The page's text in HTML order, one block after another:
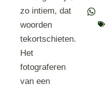
zo intiem, dat
woorden
tekortschieten.
Het
fotograferen
van een